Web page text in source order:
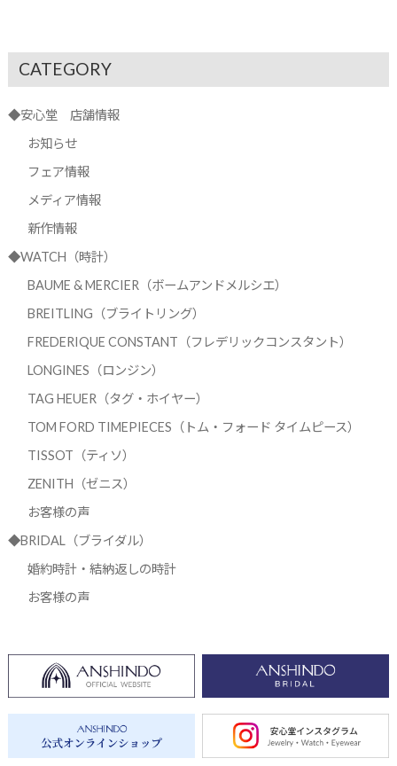
CATEGORY
◆安心堂 店舗情報
お知らせ
フェア情報
メディア情報
新作情報
◆WATCH（時計）
BAUME & MERCIER（ボームアンドメルシエ）
BREITLING（ブライトリング）
FREDERIQUE CONSTANT（フレデリックコンスタント）
LONGINES（ロンジン）
TAG HEUER（タグ・ホイヤー）
TOM FORD TIMEPIECES（トム・フォード タイムピース）
TISSOT（ティソ）
ZENITH（ゼニス）
お客様の声
◆BRIDAL（ブライダル）
婚約時計・結納返しの時計
お客様の声